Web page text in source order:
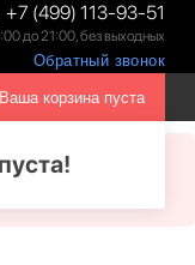
+7 (499) 113-93-51
до 21:00, без выходных
Обратный звонок
Ваша корзина пуста